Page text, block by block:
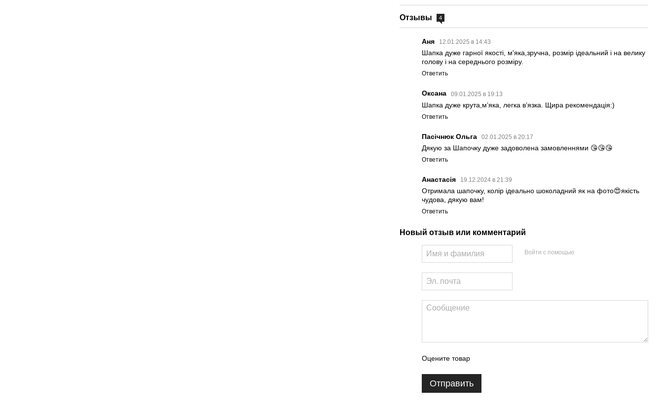
Отзывы 4
Аня 12.01.2025 в 14:43
Шапка дуже гарної якості, м'яка,зручна, розмір ідеальний і на велику
голову і на середнього розміру.
Ответить
Оксана 09.01.2025 в 19:13
Шапка дуже крута,мʼяка, легка вʼязка. Щира рекомендація:)
Ответить
Пасічнюк Ольга 02.01.2025 в 20:17
Дякую за Шапочку дуже задоволена замовленнями 😘😘😘
Ответить
Анастасія 19.12.2024 в 21:39
Отримала шапочку, колір ідеально шоколадний як на фото😍якість
чудова, дякую вам!
Ответить
Новый отзыв или комментарий
Войти с помощью
Оцените товар
Отправить